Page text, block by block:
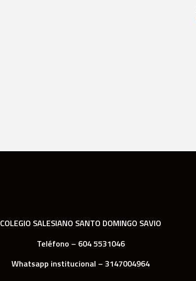
COLEGIO SALESIANO SANTO DOMINGO SAVIO
Teléfono – 604 5531046
Whatsapp institucional – 3147004964